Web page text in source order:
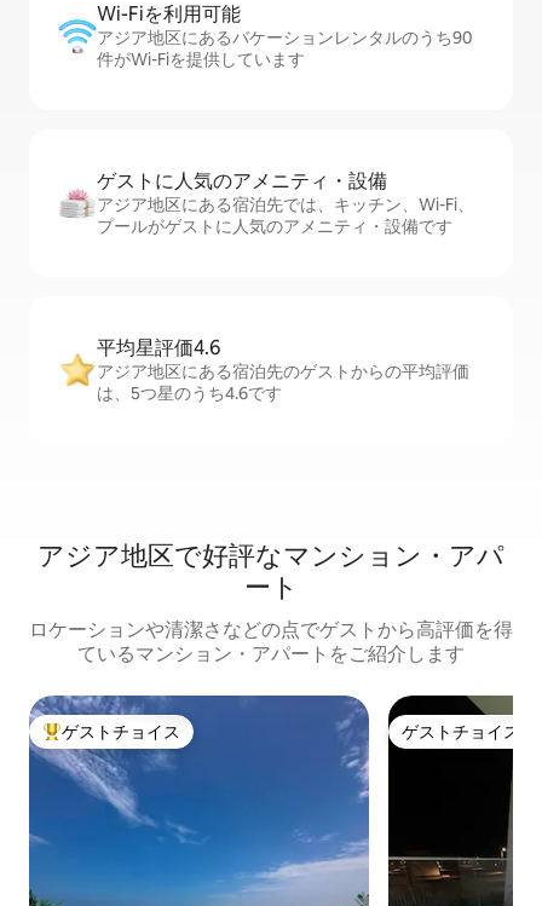
Wi-Fiを利⁠用⁠可⁠能
アジア地区にあるバケーションレンタルのうち90
件がWi-Fiを提供しています
ゲストに人⁠気⁠のア⁠メ⁠ニ⁠テ⁠ィ・設⁠備
アジア地区にある宿泊先では、キッチン、Wi-Fi、
プールがゲストに人気のアメニティ・設備です
平均星評価4.6
アジア地区にある宿泊先のゲストからの平均評価
は、5つ星のうち4.6です
アジア地区で好評なマンション・アパ
ート
ロケーションや清潔さなどの点でゲストから高評価を得
ているマンション・アパートをご紹介します
大好評のゲストチョイスです。
ゲストチョイス ゲストチョイス
ゲストチョイス